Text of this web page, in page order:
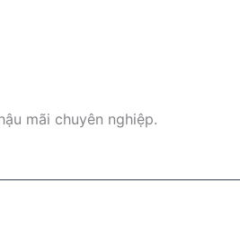
mãi chuyên nghiệp.